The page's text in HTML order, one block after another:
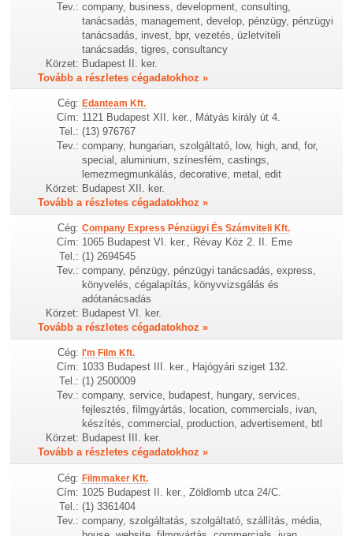
Tev.: company, business, development, consulting,
tanácsadás, management, develop, pénzügy, pénzügyi
tanácsadás, invest, bpr, vezetés, üzletviteli
tanácsadás, tigres, consultancy
Körzet: Budapest II. ker.
Tovább a részletes cégadatokhoz »
Cég: Edanteam Kft.
Cím: 1121 Budapest XII. ker., Mátyás király út 4.
Tel.: (13) 976767
Tev.: company, hungarian, szolgáltató, low, high, and, for,
special, aluminium, színesfém, castings,
lemezmegmunkálás, decorative, metal, edit
Körzet: Budapest XII. ker.
Tovább a részletes cégadatokhoz »
Cég: Company Express Pénzügyi És Számviteli Kft.
Cím: 1065 Budapest VI. ker., Révay Köz 2. II. Eme
Tel.: (1) 2694545
Tev.: company, pénzügy, pénzügyi tanácsadás, express,
könyvelés, cégalapítás, könyvvizsgálás és
adótanácsadás
Körzet: Budapest VI. ker.
Tovább a részletes cégadatokhoz »
Cég: I'm Film Kft.
Cím: 1033 Budapest III. ker., Hajógyári sziget 132.
Tel.: (1) 2500009
Tev.: company, service, budapest, hungary, services,
fejlesztés, filmgyártás, location, commercials, ivan,
készítés, commercial, production, advertisement, btl
Körzet: Budapest III. ker.
Tovább a részletes cégadatokhoz »
Cég: Filmmaker Kft.
Cím: 1025 Budapest II. ker., Zöldlomb utca 24/C.
Tel.: (1) 3361404
Tev.: company, szolgáltatás, szolgáltató, szállítás, média,